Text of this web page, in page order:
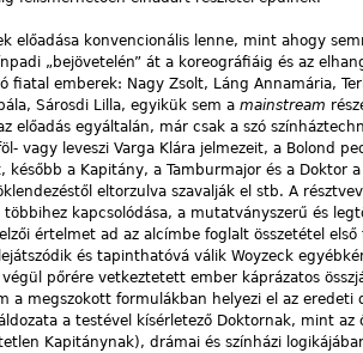
előadása konvencionális lenne, mint ahogy
„bejövetelén” át a koreográfiáig és az
fiatal emberek: Nagy Zsolt, Láng Annamária,
Sárosdi Lilla, egyikük sem a mainstream
előadás egyáltalán, már csak a szó
vagy leveszi Varga Klára jelmezeit, a Bolond
később a Kapitány, a Tamburmajor és a Doktor a
eltorzulva szavalják el stb. A
kapcsolódása, a mutatványszerű és
értelmet ad az alcímbe foglalt összetétel
és tapinthatóvá válik Woyzeck
pőrére vetkeztetett ember káprázatos
a megszokott formulákban helyezi el az eredeti
a testével kísérletező Doktornak, mint
Kapitánynak), drámai és színházi